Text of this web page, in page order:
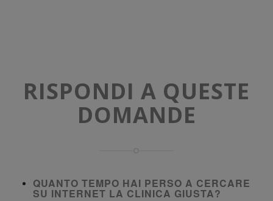
RISPONDI A QUESTE
DOMANDE
QUANTO TEMPO HAI PERSO A CERCARE
SU INTERNET LA CLINICA GIUSTA?